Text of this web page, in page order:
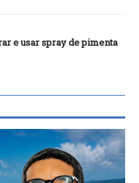
e usar spray de pimenta